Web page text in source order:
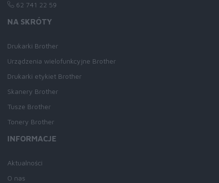
62 741 22 59
NA SKRÓTY
Drukarki Brother
Urządzenia wielofunkcyjne Brother
Drukarki etykiet Brother
Skanery Brother
Tusze Brother
Tonery Brother
INFORMACJE
Aktualności
O nas